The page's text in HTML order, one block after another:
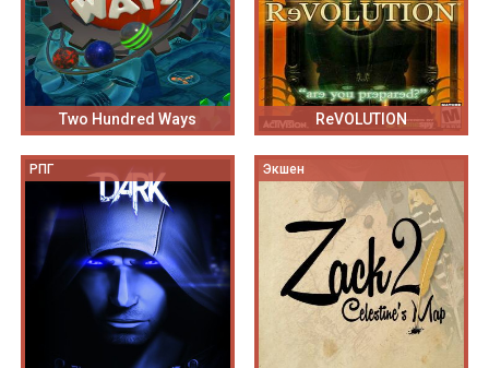
Two Hundred Ways ReVOLUTION
РПГ Экшен